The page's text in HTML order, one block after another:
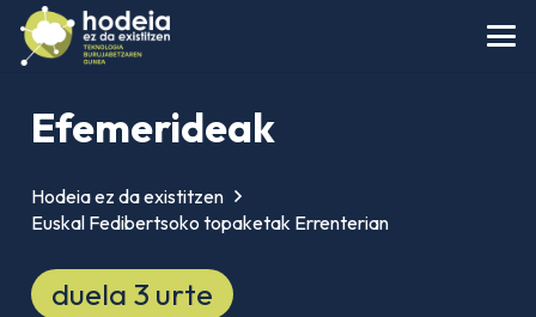
Efemerideak
Hodeia ez da existitzen
Euskal Fedibertsoko topaketak Errenterian
duela 3 urte